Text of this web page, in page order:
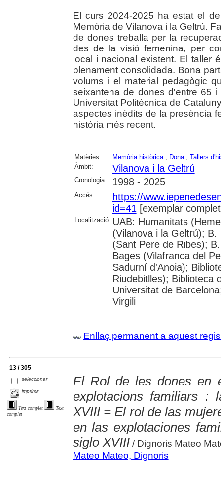
El curs 2024-2025 ha estat el
Memòria de Vilanova i la Geltrú.
de dones treballa per la
des de la visió femenina, per
local i nacional existent. El taller
plenament consolidada. Bona
volums i el material pedagògic
seixantena de dones d'entre 65
Universitat Politècnica de
aspectes inèdits de la presència
història més recent.
Matèries: Memòria històrica; Dona; Tallers
Àmbit:
Vilanova i la Geltrú
Cronologia: 1998 - 2025
Accés:
https://
id=41 [exemplar
Localització: UAB: Humanitats
(Vilanova i la Geltrú);
(Sant Pere de Ribes);
Bages (Vilafranca del
Sadurní d'Anoia);
Riudebitlles); Biblioteca
Universitat de
Virgili
Enllaç permanent a aquest
13 / 305
seleccionar
imprimir
Text complet
Text
complet
El Rol de les dones en
explotacions familiars :
XVIII = El rol de las
en las explotaciones
siglo XVIII / Dignoris Mateo
Mateo Mateo, Dignoris